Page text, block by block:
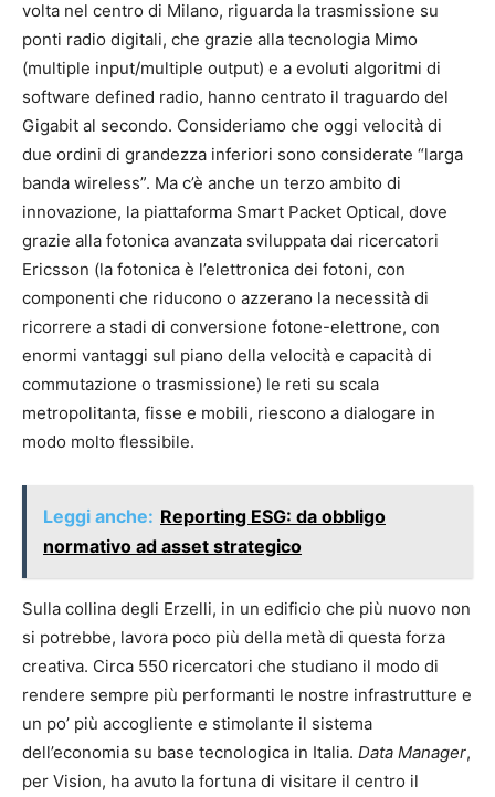
volta nel centro di Milano, riguarda la trasmissione su
ponti radio digitali, che grazie alla tecnologia Mimo
(multiple input/multiple output) e a evoluti algoritmi di
software defined radio, hanno centrato il traguardo del
Gigabit al secondo. Consideriamo che oggi velocità di
due ordini di grandezza inferiori sono considerate “larga
banda wireless”. Ma c’è anche un terzo ambito di
innovazione, la piattaforma Smart Packet Optical, dove
grazie alla fotonica avanzata sviluppata dai ricercatori
Ericsson (la fotonica è l’elettronica dei fotoni, con
componenti che riducono o azzerano la necessità di
ricorrere a stadi di conversione fotone-elettrone, con
enormi vantaggi sul piano della velocità e capacità di
commutazione o trasmissione) le reti su scala
metropolitanta, fisse e mobili, riescono a dialogare in
modo molto flessibile.
Leggi anche: Reporting ESG: da obbligo
normativo ad asset strategico
Sulla collina degli Erzelli, in un edificio che più nuovo non
si potrebbe, lavora poco più della metà di questa forza
creativa. Circa 550 ricercatori che studiano il modo di
rendere sempre più performanti le nostre infrastrutture e
un po’ più accogliente e stimolante il sistema
dell’economia su base tecnologica in Italia. Data Manager,
per Vision, ha avuto la fortuna di visitare il centro il